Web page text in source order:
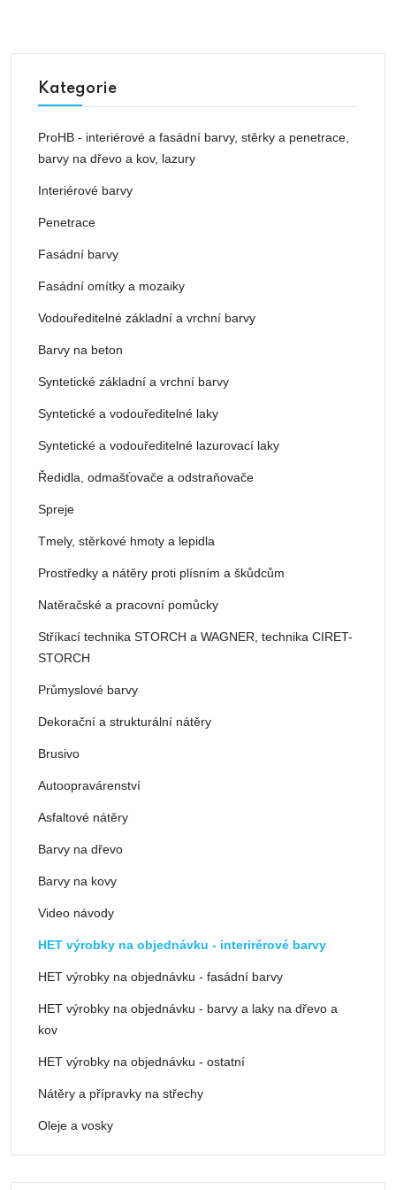
Kategorie
ProHB - interiérové a fasádní barvy, stěrky a penetrace,
barvy na dřevo a kov, lazury
Interiérové barvy
Penetrace
Fasádní barvy
Fasádní omítky a mozaiky
Vodouředitelné základní a vrchní barvy
Barvy na beton
Syntetické základní a vrchní barvy
Syntetické a vodouředitelné laky
Syntetické a vodouředitelné lazurovací laky
Ředidla, odmašťovače a odstraňovače
Spreje
Tmely, stěrkové hmoty a lepidla
Prostředky a nátěry proti plísním a škůdcům
Natěračské a pracovní pomůcky
Stříkací technika STORCH a WAGNER, technika CIRET-
STORCH
Průmyslové barvy
Dekorační a strukturální nátěry
Brusivo
Autoopravárenství
Asfaltové nátěry
Barvy na dřevo
Barvy na kovy
Video návody
HET výrobky na objednávku - interirérové barvy
HET výrobky na objednávku - fasádní barvy
HET výrobky na objednávku - barvy a laky na dřevo a
kov
HET výrobky na objednávku - ostatní
Nátěry a přípravky na střechy
Oleje a vosky